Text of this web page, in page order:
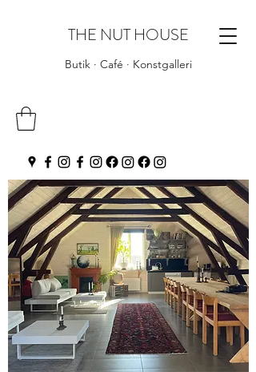
THE NUT HOUSE
Butik · Café · Konstgalleri